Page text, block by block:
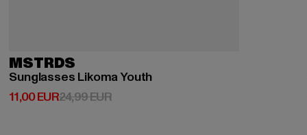
MSTRDS
Sunglasses Likoma Youth
11,00 EUR
Prix courant: 11,00 EUR
24,99 EURPrix en promotion: 24,99 EUR